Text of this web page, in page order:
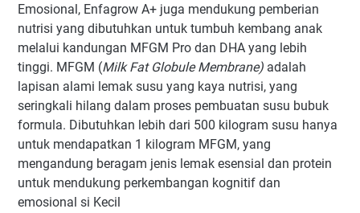
Emosional, Enfagrow A+ juga mendukung pemberian
nutrisi yang dibutuhkan untuk tumbuh kembang anak
melalui kandungan MFGM Pro dan DHA yang lebih
tinggi. MFGM (Milk Fat Globule Membrane) adalah
lapisan alami lemak susu yang kaya nutrisi, yang
seringkali hilang dalam proses pembuatan susu bubuk
formula. Dibutuhkan lebih dari 500 kilogram susu hanya
untuk mendapatkan 1 kilogram MFGM, yang
mengandung beragam jenis lemak esensial dan protein
untuk mendukung perkembangan kognitif dan
emosional si Kecil